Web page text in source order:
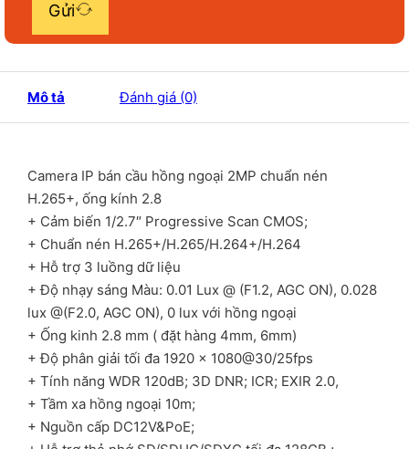
Gửi
Mô tả Đánh giá (0)
Camera IP bán cầu hồng ngoại 2MP chuẩn nén
H.265+, ống kính 2.8
+ Cảm biến 1/2.7″ Progressive Scan CMOS;
+ Chuẩn nén H.265+/H.265/H.264+/H.264
+ Hỗ trợ 3 luồng dữ liệu
+ Độ nhạy sáng Màu: 0.01 Lux @ (F1.2, AGC ON), 0.028
lux @(F2.0, AGC ON), 0 lux với hồng ngoại
+ Ống kinh 2.8 mm ( đặt hàng 4mm, 6mm)
+ Độ phân giải tối đa 1920 × 1080@30/25fps
+ Tính năng WDR 120dB; 3D DNR; ICR; EXIR 2.0,
+ Tầm xa hồng ngoại 10m;
+ Nguồn cấp DC12V&PoE;